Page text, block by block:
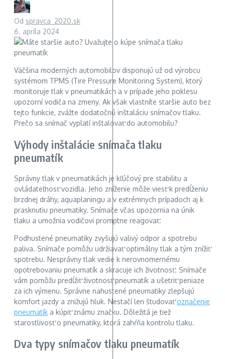
Od spravca_2020.sk
6. apríla 2024
Väčšina moderných automobilov disponujú už od výrobcu
systémom TPMS (Tire Pressure Monitoring System), ktorý
monitoruje tlak v pneumatikách a v prípade jeho poklesu
upozorní vodiča na zmeny. Ak však vlastníte staršie auto bez
tejto funkcie, zvážte dodatočnú inštaláciu snímačov tlaku.
Prečo sa snímač vyplatí inštalovať do automobilu?
Výhody inštalácie snímača tlaku
pneumatík
Správny tlak v pneumatikách je kľúčový pre stabilitu a
ovládateľnosť vozidla. Jeho zníženie môže viesť k predĺženiu
brzdnej dráhy, aquaplaningu a v extrémnych prípadoch aj k
prasknutiu pneumatiky. Snímače včas upozornia na únik
tlaku a umožnia vodičovi promptne reagovať.
Podhustené pneumatiky zvyšujú valivý odpor a spotrebu
paliva. Snímače pomôžu udržiavať optimálny tlak a tým znížiť
spotrebu. Nesprávny tlak vedie k nerovnomernému
opotrebovaniu pneumatík a skracuje ich životnosť. Snímače
vám pomôžu predĺžiť životnosť pneumatík a ušetriť peniaze
za ich výmenu. Správne nahustené pneumatiky zlepšujú
komfort jazdy a znižujú hluk. Nestačí len študovaťoznačenie
pneumatík a kúpiť známu značku. Dôležitá je tiež
starostlivosť o pneumatiky, ktorá zahŕňa kontrolu tlaku.
Dva typy snímačov tlaku pneumatík